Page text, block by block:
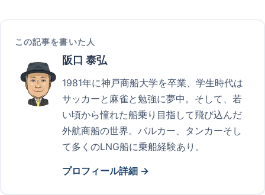
この記事を書いた人
阪口 泰弘
1981年に神戸商船大学を卒業、学生時代は
サッカーと麻雀と勉強に夢中。そして、若
い頃から憧れた船乗り目指して飛び込んだ
外航商船の世界。バルカー、タンカーそし
て多くのLNG船に乗船経験あり。
プロフィール詳細 →